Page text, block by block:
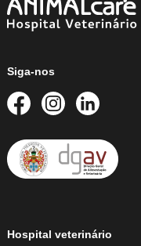
Siga-nos
Hospital veterinário